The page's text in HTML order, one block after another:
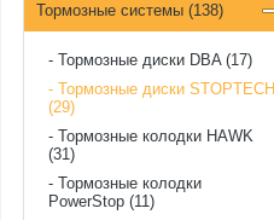
Тормозные системы (138)
Тормозные диски DBA (17)
Тормозные диски STOPTECH
(29)
Тормозные колодки HAWK
(31)
Тормозные колодки
PowerStop (11)